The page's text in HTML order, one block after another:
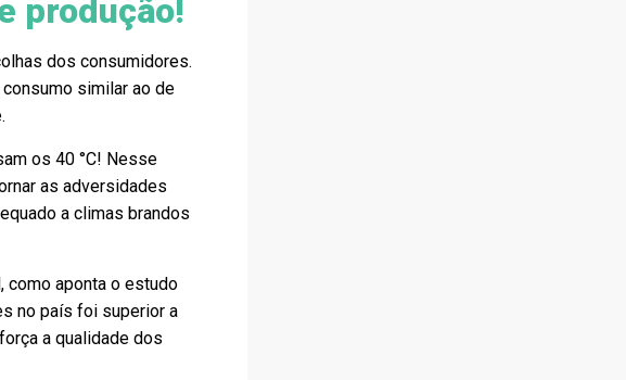
produção!
dos consumidores.
similar ao de
os 40 °C! Nesse
as adversidades
a climas brandos
como aponta o estudo
no país foi superior a
a qualidade dos